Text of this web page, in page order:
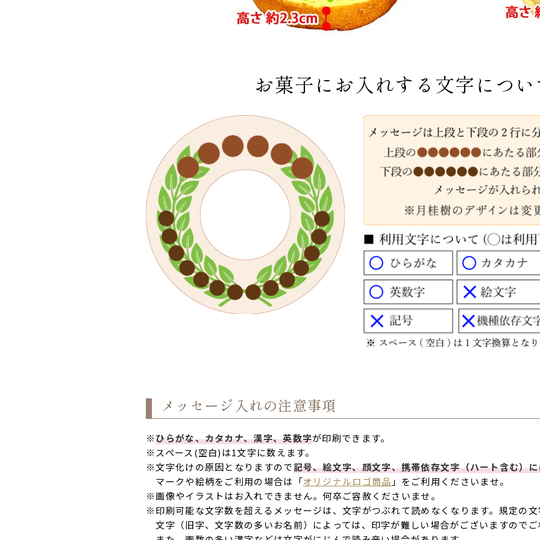
お菓子にお入れする文字につ
メッセージ入れの注意事項
※ひらがな、カタカナ、漢字、英数字が印刷できます。
※スペース(空白)は1文字に数えます。
※文字化けの原因となりますので記号、絵文字、顔文字、携帯依存文字（ハート含む）
マークや絵柄をご利用の場合は「オリジナルロゴ商品 」をご利用くださいませ。
※画像やイラストはお入れできません。何卒ご容赦くださいませ。
※印刷可能な文字数を超えるメッセージは、文字がつぶれて読めなくなります。規定の
文字（旧字、文字数の多いお名前）によっては、印字が難しい場合がございますので